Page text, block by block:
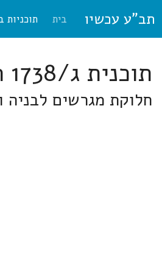
תב"ע עכשיו בית תוכניות
תוכנית ג/1738 הגליל המרכזי
חלוקת מגרשים לבניה